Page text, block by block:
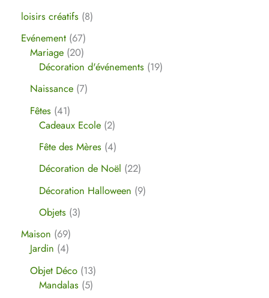
loisirs créatifs 8
Evénement 67
Mariage 20
Décoration d'événements 19
Naissance 7
Fêtes 41
Cadeaux Ecole 2
Fête des Mères 4
Décoration de Noël 22
Décoration Halloween 9
Objets 3
Maison 69
Jardin 4
Objet Déco 13
Mandalas 5
E-mail*